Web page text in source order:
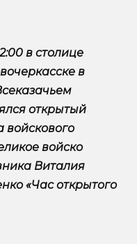
в столице
в
открытый
войскового
войско
Виталия
«Час открытого